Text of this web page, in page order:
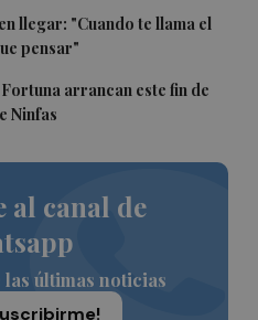
llegar: "Cuando te llama el
pensar"
arrancan este fin de
Ninfas
al canal de
las últimas noticias